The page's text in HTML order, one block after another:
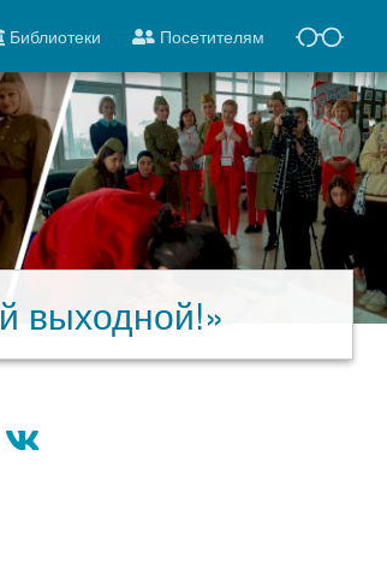
Библиотеки Посетителям
выходной!»